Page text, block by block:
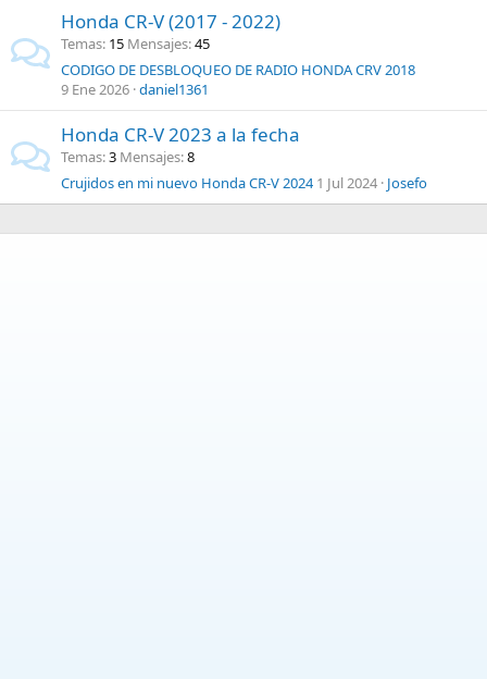
Honda CR-V (2017 - 2022)
Temas 15 Mensajes 45
CODIGO DE DESBLOQUEO DE RADIO HONDA CRV 2018
9 Ene 2026 daniel1361
Honda CR-V 2023 a la fecha
Temas 3 Mensajes 8
Crujidos en mi nuevo Honda CR-V 2024 1 Jul 2024 Josefo